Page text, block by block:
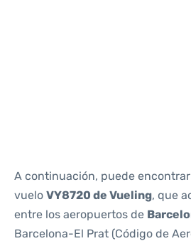
A continuación, puede
vuelo VY8720 de Vueling, que
entre los aeropuertos de
Barcelona-El Prat (Código de